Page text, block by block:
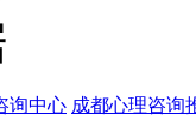
询中心 成都心理咨询